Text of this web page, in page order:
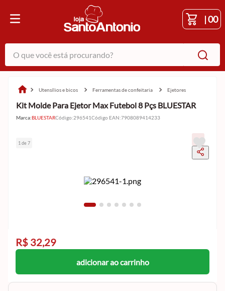
|00
O que você está procurando?
utensílios e bicos ferramentas de confeitaria ejetores
Kit Molde Para Ejetor Max Futebol 8 Pçs BLUESTAR
Marca:BLUESTARCódigo:296541Código EAN:7908089414233
1 de 7
R$ 32,29
adicionar ao carrinho